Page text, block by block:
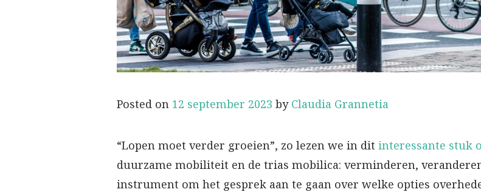
Posted on 12 september 2023 by Claudia Grannetia
“Lopen moet verder groeien”, zo lezen we in dit interessante stuk
duurzame mobiliteit en de trias mobilica: verminderen,
instrument om het gesprek aan te gaan over welke opties